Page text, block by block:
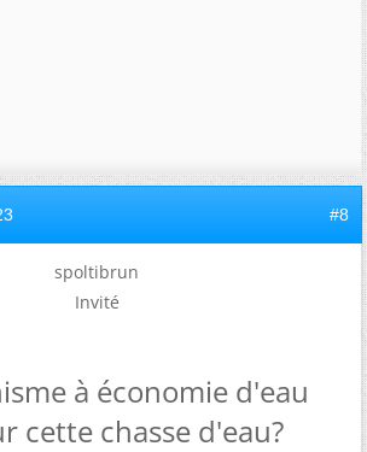
#8
spoltibrun
Invité
à économie d'eau
cette chasse d'eau?